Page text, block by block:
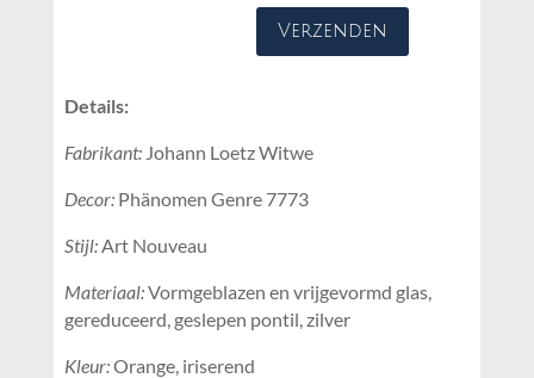
Verzenden
Details:
Fabrikant:Johann Loetz Witwe
Decor:Phänomen Genre 7773
Stijl:Art Nouveau
Materiaal:Vormgeblazen en vrijgevormd glas,
gereduceerd, geslepen pontil, zilver
Kleur:Orange, iriserend